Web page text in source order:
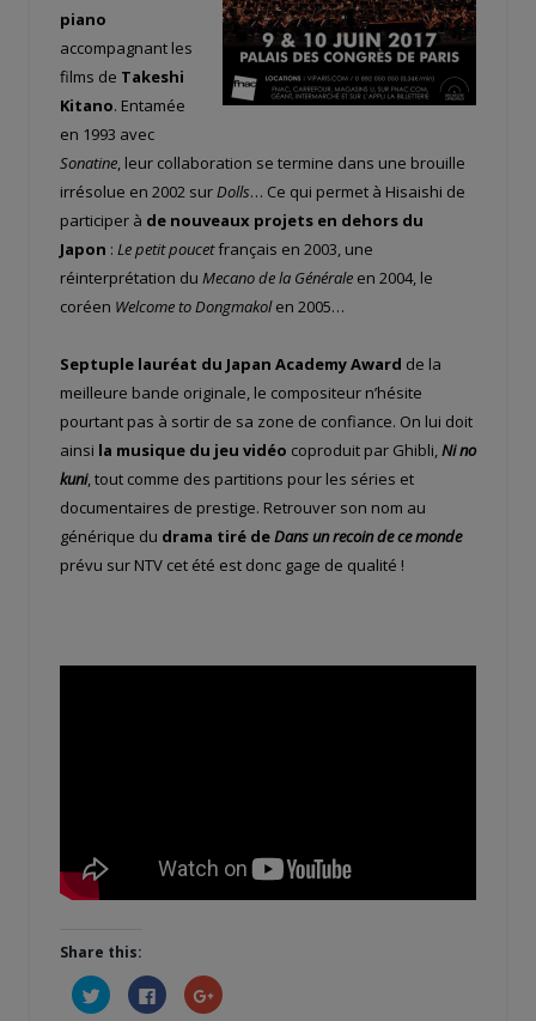
piano
accompagnant les
films de Takeshi
Kitano. Entamée
en 1993 avec
Sonatine, leur collaboration se termine dans une brouille
irrésolue en 2002 surDolls… Ce qui permet à Hisaishi de
participer à de nouveaux projets en dehors du
Japon : Le petit poucetfrançais en 2003, une
réinterprétation du Mecano de la Générale en 2004, le
coréen Welcome to Dongmakolen 2005…
Septuple lauréat du Japan Academy Award de la
meilleure bande originale, le compositeur n’hésite
pourtant pas à sortir de sa zone de confiance. On lui doit
ainsi la musique du jeu vidéo coproduit par Ghibli,Ni no
kuni, tout comme des partitions pour les séries et
documentaires de prestige. Retrouver son nom au
générique du drama tiré deDans un recoin de ce monde
prévu sur NTV cet été est donc gage de qualité !
Share this:
Cliquez
pour
Cliquez
pour
Cliquez
pour